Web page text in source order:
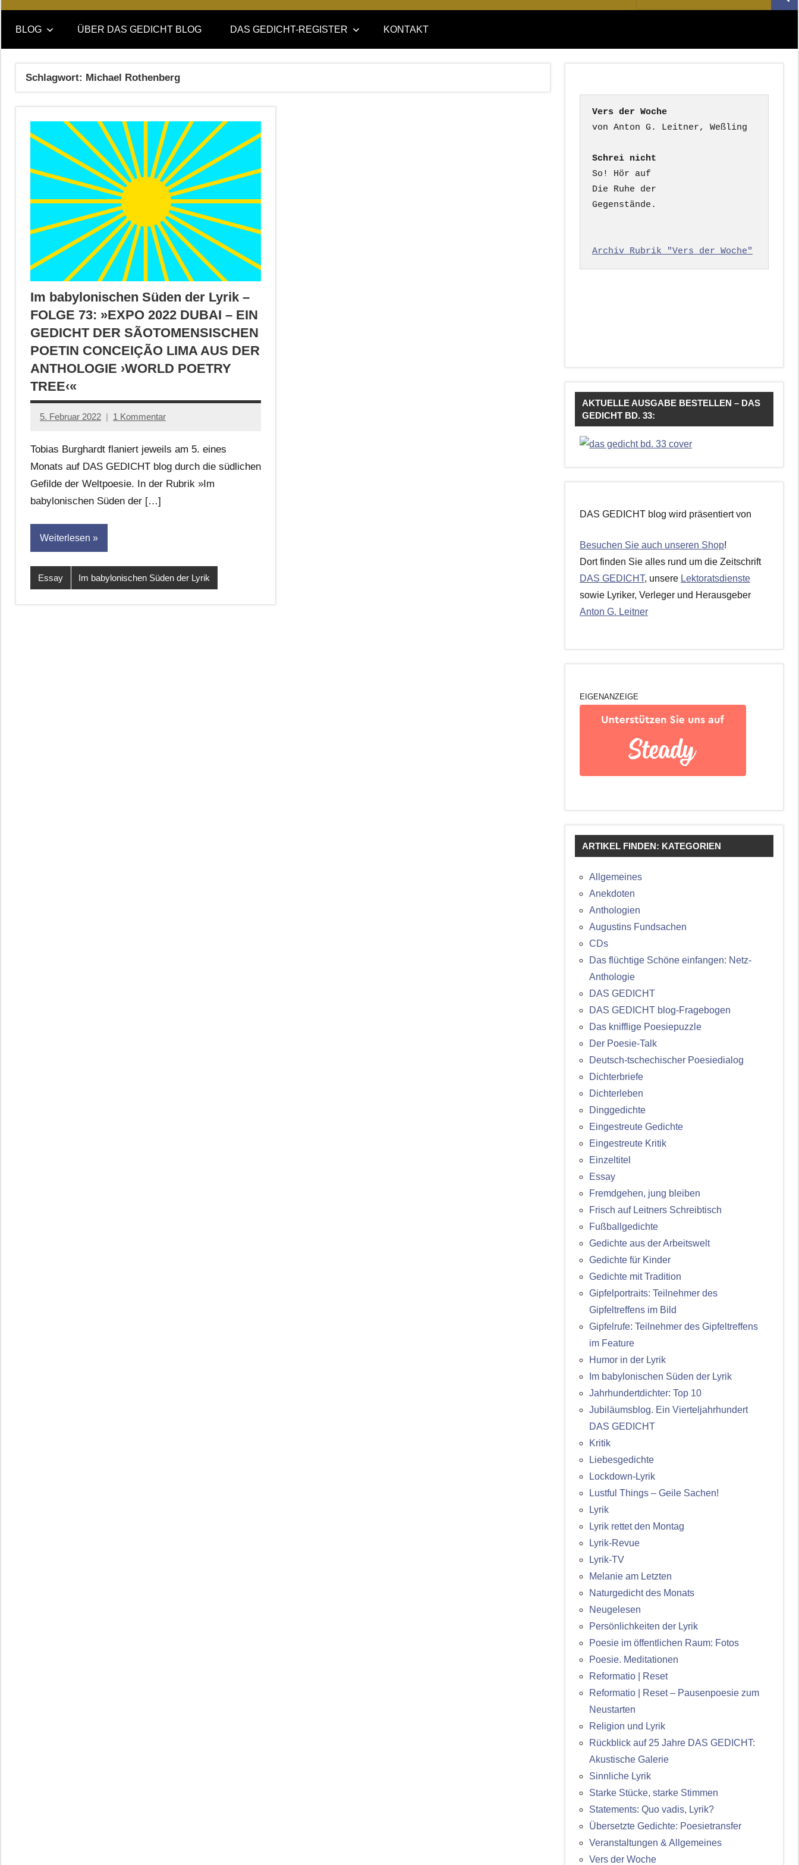
DAS
GEDICHT
blog
DAS
GEDICHT.
Zeitschrift
nach:
BLOG ÜBER DAS GEDICHT BLOG DAS GEDICHT-REGISTER KONTAKT
Schlagwort: Michael Rothenberg
Im babylonischen Süden der Lyrik –
FOLGE 73: »EXPO 2022 DUBAI – EIN
GEDICHT DER SÃOTOMENSISCHEN
POETIN CONCEIÇÃO LIMA AUS DER
ANTHOLOGIE ›WORLD POETRY
TREE‹«
5. Februar 2022
Anton
Leitner
1 Kommentar
Tobias Burghardt flaniert jeweils am 5. eines
Monats auf DAS GEDICHT blog durch die südlichen
Gefilde der Weltpoesie. In der Rubrik »Im
babylonischen Süden der […]
Weiterlesen
Essay Im babylonischen Süden der Lyrik
Vers der Woche
Schrei nicht
So! Hör auf
Die Ruhe der
Gegenstände.
Archiv Rubrik "Vers der Woche"
AKTUELLE AUSGABE BESTELLEN – DAS
GEDICHT BD. 33:
DAS GEDICHT blog wird präsentiert von
Besuchen Sie auch unseren Shop!
Dort finden Sie alles rund um die Zeitschrift
DAS GEDICHT, unsere Lektoratsdienste
sowie Lyriker, Verleger und Herausgeber
Anton G. Leitner
EIGENANZEIGE
ARTIKEL FINDEN: KATEGORIEN
Allgemeines
Anekdoten
Anthologien
Augustins Fundsachen
CDs
Das flüchtige Schöne einfangen: Netz-
Anthologie
DAS GEDICHT
DAS GEDICHT blog-Fragebogen
Das knifflige Poesiepuzzle
Der Poesie-Talk
Deutsch-tschechischer Poesiedialog
Dichterbriefe
Dichterleben
Dinggedichte
Eingestreute Gedichte
Eingestreute Kritik
Einzeltitel
Essay
Fremdgehen, jung bleiben
Frisch auf Leitners Schreibtisch
Fußballgedichte
Gedichte aus der Arbeitswelt
Gedichte für Kinder
Gedichte mit Tradition
Gipfelportraits: Teilnehmer des
Gipfeltreffens im Bild
Gipfelrufe: Teilnehmer des Gipfeltreffens
im Feature
Humor in der Lyrik
Im babylonischen Süden der Lyrik
Jahrhundertdichter: Top 10
Jubiläumsblog. Ein Vierteljahrhundert
DAS GEDICHT
Kritik
Liebesgedichte
Lockdown-Lyrik
Lustful Things – Geile Sachen!
Lyrik
Lyrik rettet den Montag
Lyrik-Revue
Lyrik-TV
Melanie am Letzten
Naturgedicht des Monats
Neugelesen
Persönlichkeiten der Lyrik
Poesie im öffentlichen Raum: Fotos
Poesie. Meditationen
Reformatio | Reset
Reformatio | Reset – Pausenpoesie zum
Neustarten
Religion und Lyrik
Rückblick auf 25 Jahre DAS GEDICHT:
Akustische Galerie
Sinnliche Lyrik
Starke Stücke, starke Stimmen
Statements: Quo vadis, Lyrik?
Übersetzte Gedichte: Poesietransfer
Veranstaltungen & Allgemeines
Vers der Woche